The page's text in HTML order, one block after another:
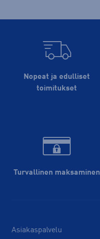
Nopeat ja edulliset
toimitukset
Turvallinen maksaminen
Asiakaspalvelu